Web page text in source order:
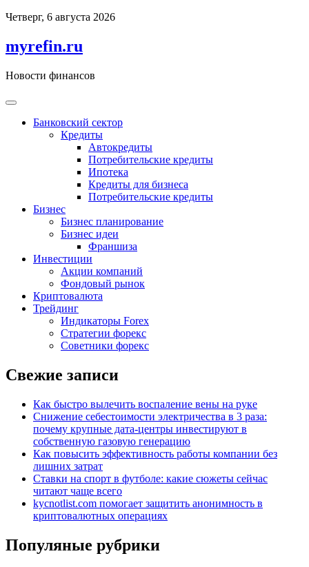
Перейти
содержимому
Четверг, 6 августа 2026
myrefin.ru
Новости финансов
Банковский сектор
Кредиты
Автокредиты
Потребительские кредиты
Ипотека
Кредиты для бизнеса
Потребительские кредиты
Бизнес
Бизнес планирование
Бизнес идеи
Франшиза
Инвестиции
Акции компаний
Фондовый рынок
Криптовалюта
Трейдинг
Индикаторы Forex
Стратегии форекс
Советники форекс
Свежие записи
Как быстро вылечить воспаление вены на руке
Снижение себестоимости электричества в 3 раза:
почему крупные дата-центры инвестируют в
собственную газовую генерацию
Как повысить эффективность работы компании без
лишних затрат
Ставки на спорт в футболе: какие сюжеты сейчас
читают чаще всего
kycnotlist.com помогает защитить анонимность в
криптовалютных операциях
Популяные рубрики